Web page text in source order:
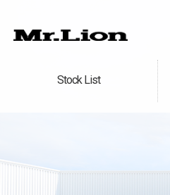
Stock List
在庫車情報